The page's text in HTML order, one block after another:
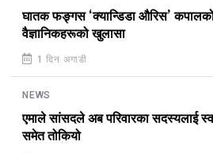
घातक फङ्गस ‘क्यान्डिडा औरिस’ कपालको
वैज्ञानिकहरूको खुलासा
1 दिन अगाडी
NEWS
एमाले सांसदले अब परिवारका सदस्यलाई
समेत तोकियो